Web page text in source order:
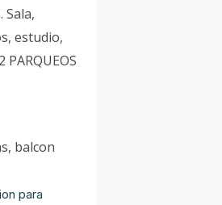
Sala,
estudio,
balcon
para